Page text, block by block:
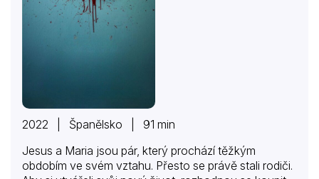
2022 | Španělsko | 91 min
Jesus a Maria jsou pár, který prochází těžkým
obdobím ve svém vztahu. Přesto se právě stali rodiči.